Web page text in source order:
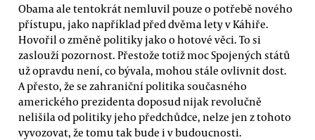
Obama ale tentokrát nemluvil pouze o potřebě nového
přístupu, jako například před dvěma lety v Káhiře.
Hovořil o změně politiky jako o hotové věci. To si
zaslouží pozornost. Přestože totiž moc Spojených států
už opravdu není, co bývala, mohou stále ovlivnit dost.
A přesto, že se zahraniční politika současného
amerického prezidenta doposud nijak revolučně
nelišila od politiky jeho předchůdce, nelze jen z tohoto
vyvozovat, že tomu tak bude i v budoucnosti.